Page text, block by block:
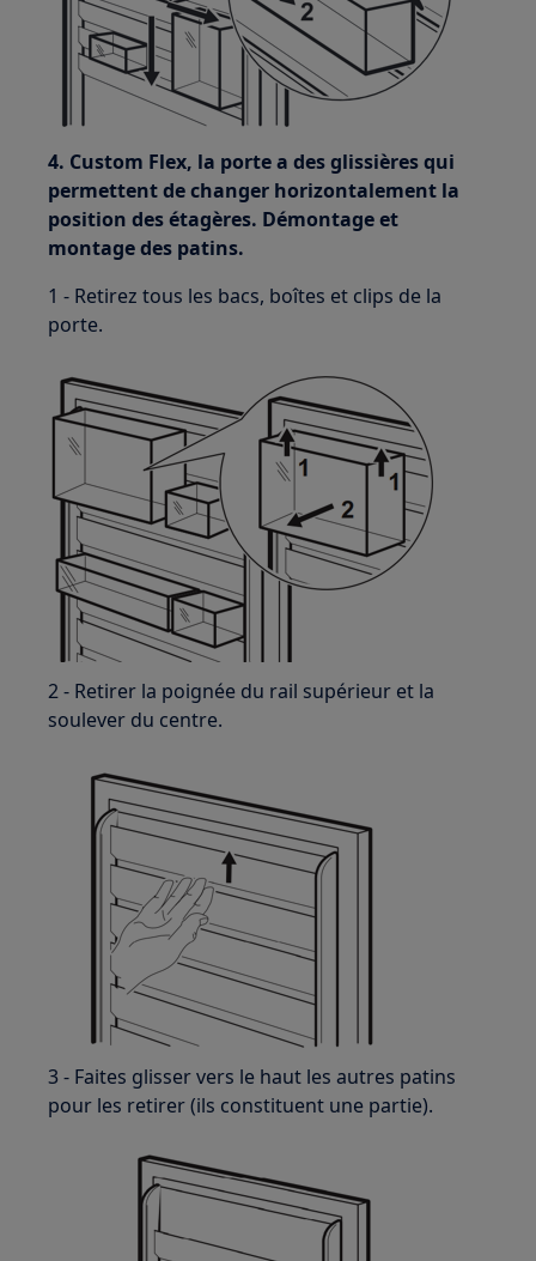
4. Custom Flex, la porte a des glissières qui
permettent de changer horizontalement la
position des étagères. Démontage et
montage des patins.
1 - Retirez tous les bacs, boîtes et clips de la
porte.
2 - Retirer la poignée du rail supérieur et la
soulever du centre.
3 - Faites glisser vers le haut les autres patins
pour les retirer (ils constituent une partie).